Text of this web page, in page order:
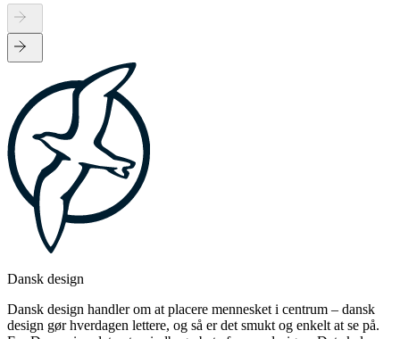
Dansk design
Dansk design handler om at placere mennesket i centrum – dansk
design gør hverdagen lettere, og så er det smukt og enkelt at se på.